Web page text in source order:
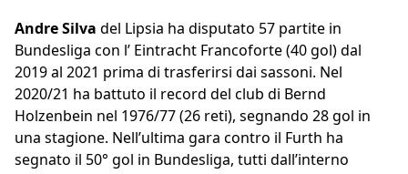
Andre Silva del Lipsia ha disputato 57 partite in
Bundesliga con l’ Eintracht Francoforte (40 gol) dal
2019 al 2021 prima di trasferirsi dai sassoni. Nel
2020/21 ha battuto il record del club di Bernd
Holzenbein nel 1976/77 (26 reti), segnando 28 gol in
una stagione. Nell’ultima gara contro il Furth ha
segnato il 50° gol in Bundesliga, tutti dall’interno